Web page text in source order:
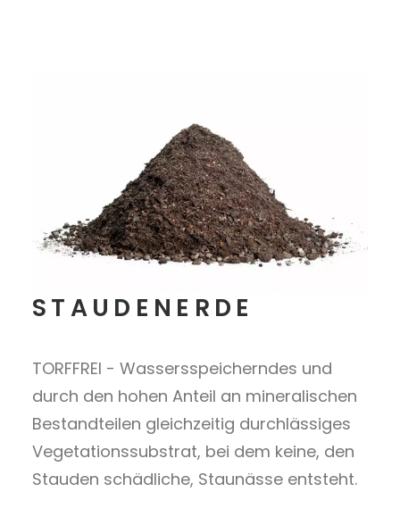
STAUDENERDE
TORFFREI - Wassersspeicherndes und
durch den hohen Anteil an mineralischen
Bestandteilen gleichzeitig durchlässiges
Vegetationssubstrat, bei dem keine, den
Stauden schädliche, Staunässe entsteht.